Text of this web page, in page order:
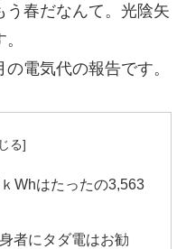
う春だなんて。光陰矢
電気代の報告です。
Whはたったの3,563
者にタダ電はお勧